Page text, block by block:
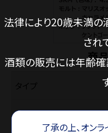
法律により20歳未満
され
酒類の販売には年齢
了承の上、オン
商
内容量